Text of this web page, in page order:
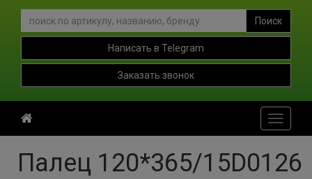
Поиск
Написать в Telegram
Заказать звонок
Toggle
Палец 120*365/15D0126